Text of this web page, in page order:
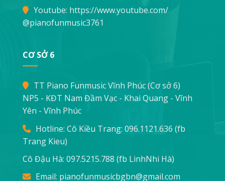
Youtube: https://www.youtube.com/
@pianofunmusic3761
CƠ SỞ 6
TT Piano Funmusic Vĩnh Phúc (Cơ sở 6)
NP5 - KĐT Nam Đầm Vạc - Khai Quang - Vĩnh
Yên - Vĩnh Phúc
Hotline: Cô Kiều Trang: 096.1121.636 (fb
Trang Kieu)
Cô Đậu Hà: 097.5215.788 (fb LinhNhi Hà)
Email: pianofunmusicbgbn@gmail.com